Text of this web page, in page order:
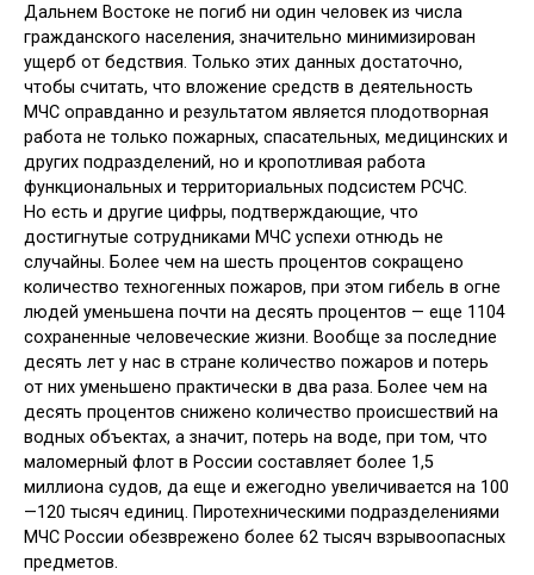
Дальнем Востоке не погиб ни один человек из числа
гражданского населения, значительно минимизирован
ущерб от бедствия. Только этих данных достаточно,
чтобы считать, что вложение средств в деятельность
МЧС оправданно и результатом является плодотворная
работа не только пожарных, спасательных, медицинских и
других подразделений, но и кропотливая работа
функциональных и территориальных подсистем РСЧС.
Но есть и другие цифры, подтверждающие, что
достигнутые сотрудниками МЧС успехи отнюдь не
случайны. Более чем на шесть процентов сокращено
количество техногенных пожаров, при этом гибель в огне
людей уменьшена почти на десять процентов — еще 1104
сохраненные человеческие жизни. Вообще за последние
десять лет у нас в стране количество пожаров и потерь
от них уменьшено практически в два раза. Более чем на
десять процентов снижено количество происшествий на
водных объектах, а значит, потерь на воде, при том, что
маломерный флот в России составляет более 1,5
миллиона судов, да еще и ежегодно увеличивается на 100
—120 тысяч единиц. Пиротехническими подразделениями
МЧС России обезврежено более 62 тысяч взрывоопасных
предметов.